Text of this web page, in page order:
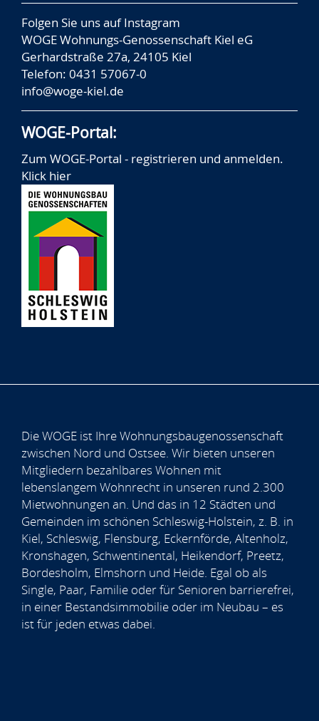
Folgen Sie uns aufInstagram
WOGE Wohnungs-Genossenschaft Kiel eG
Gerhardstraße 27a, 24105 Kiel
Telefon: 0431 57067-0
info@woge-kiel.de
WOGE-Portal:
Zum WOGE-Portal - registrieren und anmelden.
Klick hier
Die WOGE ist Ihre Wohnungsbaugenossenschaft
zwischen Nord und Ostsee. Wir bieten unseren
Mitgliedern bezahlbares Wohnen mit
lebenslangem Wohnrecht in unseren rund 2.300
Mietwohnungen an. Und das in 12 Städten und
Gemeinden im schönen Schleswig-Holstein, z. B. in
Kiel, Schleswig, Flensburg, Eckernförde, Altenholz,
Kronshagen, Schwentinental, Heikendorf, Preetz,
Bordesholm, Elmshorn und Heide. Egal ob als
Single, Paar, Familie oder für Senioren barrierefrei,
in einer Bestandsimmobilie oder im Neubau – es
ist für jeden etwas dabei.